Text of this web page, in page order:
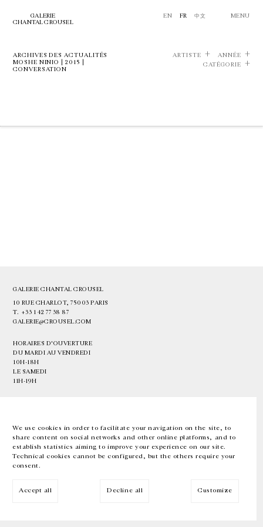
We use cookies in order to facilitate your navigation on the site, to
share content on social networks and other online platforms, and to
establish statistics aiming to improve your experience on our site.
Technical cookies cannot be configured, but the others require your
consent.
Accept all Decline all Customize
GALERIE
CHANTAL CROUSEL
EN FR 中文 MENU
ARCHIVES DES ACTUALITÉS
MOSHE NINIO | 2015 |
CONVERSATION
ARTISTE
ANNÉE
CATÉGORIE
GALERIE CHANTAL CROUSEL
10 RUE CHARLOT, 75003 PARIS
T. +33 1 42 77 38 87
GALERIE@CROUSEL.COM
HORAIRES D'OUVERTURE
DU MARDI AU VENDREDI
10H-18H
LE SAMEDI
11H-19H
EN FR 中文 Facebook Instagram
Inscrivez-vous à notre newsletter